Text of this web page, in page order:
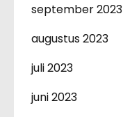
september 2023
augustus 2023
juli 2023
juni 2023